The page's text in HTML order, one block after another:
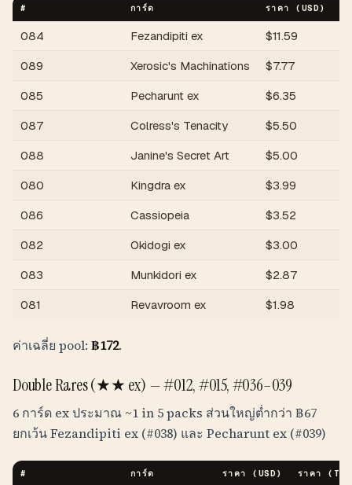
# การ์ด ราคา (USD)
084 Fezandipiti ex $11.59
089
Xerosic's Machinations $7.77
085
Pecharunt ex $6.35
087
Colress's Tenacity $5.50
088
Janine's Secret Art $5.00
080
Kingdra ex $3.99
086
Cassiopeia $3.52
082
Okidogi ex $3.00
083
Munkidori ex $2.87
081
Revavroom ex $1.98
ค่าเฉลี่ย pool: ฿172.
Double Rares (★★ ex) —#012, #015, #036–039
6 การ์ด ex ประมาณ ~1 in 5 packs ส่วนใหญ่ต่ำกว่า ฿67
ยกเว้น Fezandipiti ex (#038) และ Pecharunt ex (#039)
# การ์ด ราคา (USD) ราคา ( THB